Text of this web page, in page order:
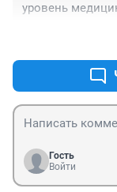
уровень
Гость
Войти